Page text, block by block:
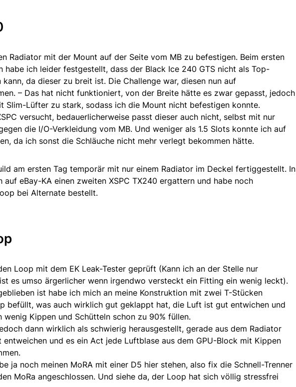
Radiator mit der Mount auf der Seite vom MB zu befestigen. Beim ersten
habe ich leider festgestellt, dass der Black Ice 240 GTS nicht als Top-
da dieser zu breit ist. Die Challenge war, diesen nun auf
– Das hat nicht funktioniert, von der Breite hätte es zwar gepasst, jedoch
Slim-Lüfter zu stark, sodass ich die Mount nicht befestigen konnte.
versucht, bedauerlicherweise passt dieser auch nicht, selbst mit nur
die I/O-Verkleidung vom MB. Und weniger als 1.5 Slots konnte ich auf
da ich sonst die Schläuche nicht mehr verlegt bekommen hätte.
am ersten Tag temporär mit nur einem Radiator im Deckel fertiggestellt. In
eBay-KA einen zweiten XSPC TX240 ergattern und habe noch
bei Alternate bestellt.
Loop mit dem EK Leak-Tester geprüft (Kann ich an der Stelle nur
es umso ärgerlicher wenn irgendwo versteckt ein Fitting ein wenig leckt).
ist habe ich mich an meine Konstruktion mit zwei T-Stücken
befüllt, was auch wirklich gut geklappt hat, die Luft ist gut entwichen und
Kippen und Schütteln schon zu 90% füllen.
dann wirklich als schwierig herausgestellt, gerade aus dem Radiator
und es ein Act jede Luftblase aus dem GPU-Block mit Kippen
ja noch meinen MoRA mit einer D5 hier stehen, also fix die Schnell-Trenner
MoRa angeschlossen. Und siehe da, der Loop hat sich völlig stressfrei